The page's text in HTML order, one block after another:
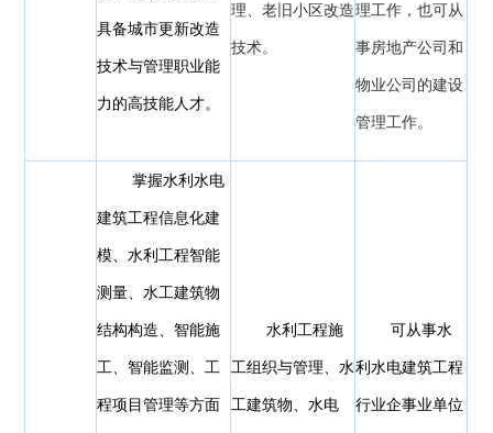
具备城市更新改造
技术与管理职业能
力的高技能人才。
理、老旧小区改造
技术。
理工作，也可从
事房地产公司和
物业公司的建设
管理工作。
掌握水利水电
建筑工程信息化建
模、水利工程智能
测量、水工建筑物
结构构造、智能施
工、智能监测、工
程项目管理等方面
水利工程施
工组织与管理、水
工建筑物、水电
可从事水
利水电建筑工程
行业企事业单位